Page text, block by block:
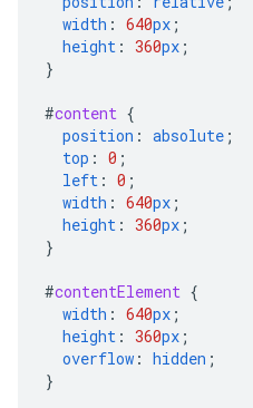
width : 640px ;
height : 360px ;
}
#content {
position : absolute ;
top : 0 ;
left : 0 ;
width : 640px ;
height : 360px ;
}
#contentElement {
width : 640px ;
height : 360px ;
overflow : hidden ;
}